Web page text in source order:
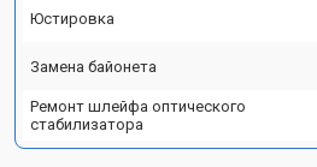
Юстировка
Замена байонета
Ремонт шлейфа оптического
стабилизатора